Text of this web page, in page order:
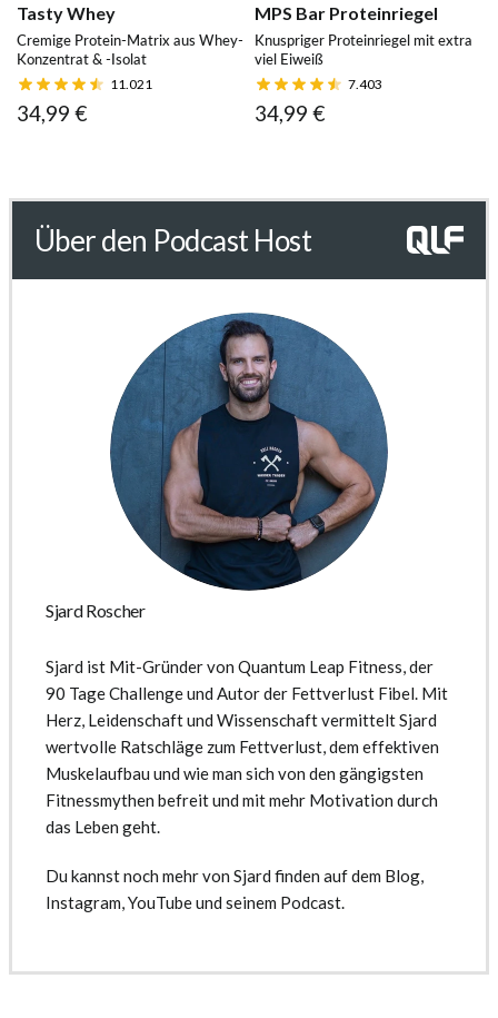
Tasty Whey
Cremige Protein-Matrix aus Whey-
Konzentrat & -Isolat
11.021
34,99 €
MPS Bar Proteinriegel
Knuspriger Proteinriegel mit extra
viel Eiweiß
7.403
34,99 €
Über den Podcast Host
Sjard Roscher
Sjard ist Mit-Gründer von Quantum Leap Fitness, der
90 Tage Challenge und Autor der Fettverlust Fibel. Mit
Herz, Leidenschaft und Wissenschaft vermittelt Sjard
wertvolle Ratschläge zum Fettverlust, dem effektiven
Muskelaufbau und wie man sich von den gängigsten
Fitnessmythen befreit und mit mehr Motivation durch
das Leben geht.
Du kannst noch mehr von Sjard finden auf dem Blog,
Instagram, YouTube und seinem Podcast.